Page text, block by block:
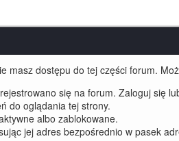
masz dostępu do tej części forum.
się na forum. Zaloguj się
do oglądania tej strony.
albo zablokowane.
jej adres bezpośrednio w pasek